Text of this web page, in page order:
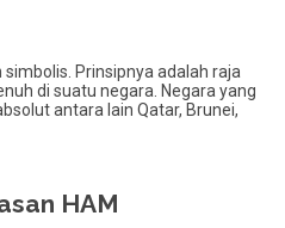
Prinsipnya adalah raja
di suatu negara. Negara yang
antara lain Qatar, Brunei,
HAM